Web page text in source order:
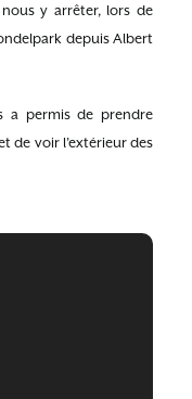
y arrêter, lors de
depuis Albert
a permis de prendre
de voir l’extérieur des